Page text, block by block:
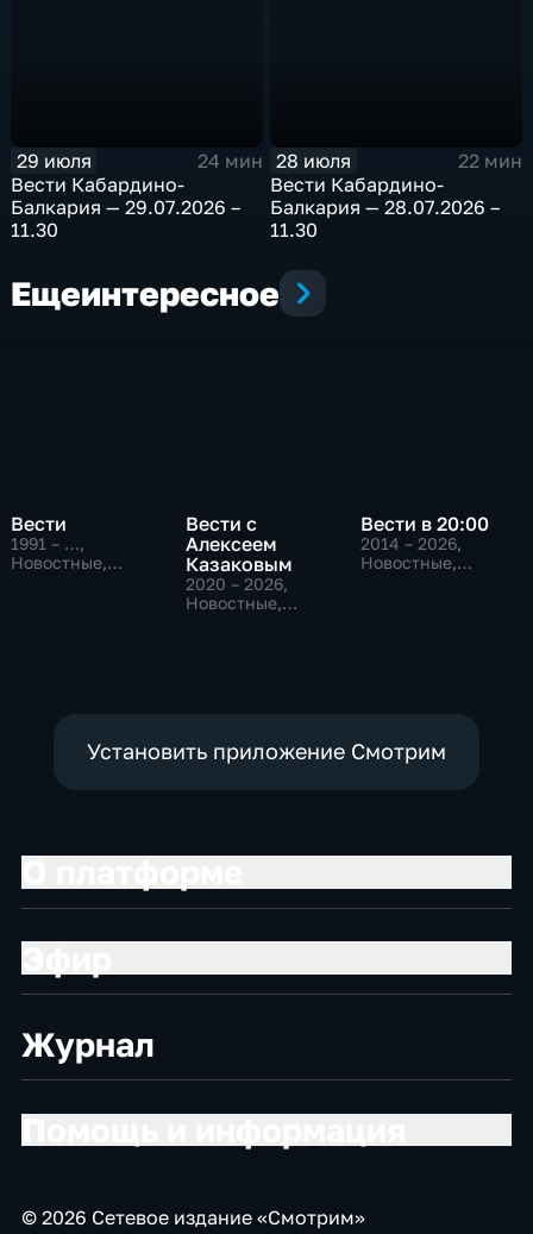
29 июля
24 мин
Bести Кабардино-
Балкария — 29.07.2026 –
11.30
28 июля
22 мин
Bести Кабардино-
Балкария — 28.07.2026 –
11.30
Ещеинтересное
Вести
1991 – …,
Новостные,
Вести с
Алексеем
Казаковым
2020 – 2026,
Новостные,
Вести в 20:00
2014 – 2026,
Новостные,
Установить приложение Смотрим
Журнал
© 2026 Сетевое издание «Смотрим»